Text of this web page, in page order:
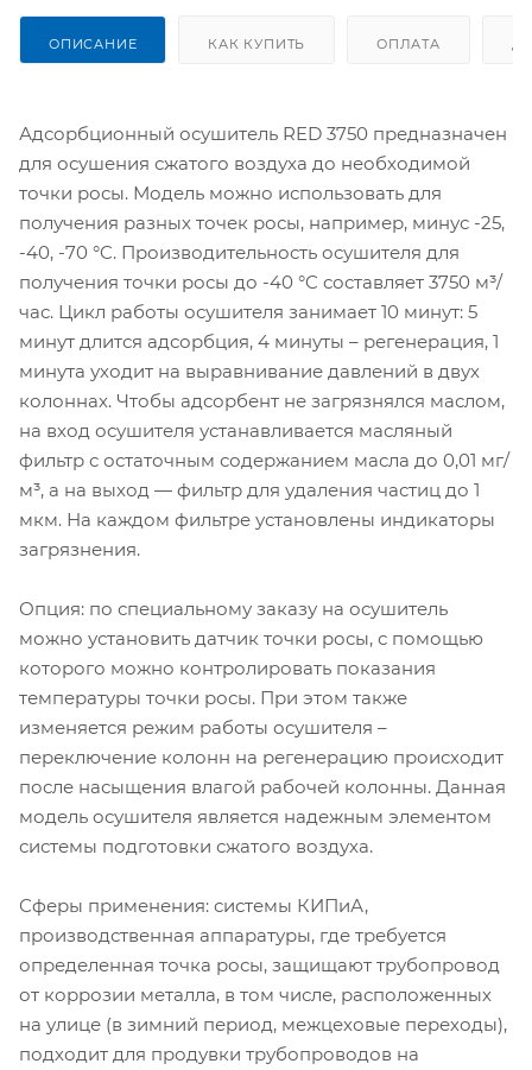
ОПИСАНИЕ КАК КУПИТЬ ОПЛАТА
Адсорбционный осушитель RED 3750 предназначен
для осушения сжатого воздуха до необходимой
точки росы. Модель можно использовать для
получения разных точек росы, например, минус -25,
-40, -70 °C. Производительность осушителя для
получения точки росы до -40 °C составляет 3750 м³/
час. Цикл работы осушителя занимает 10 минут: 5
минут длится адсорбция, 4 минуты – регенерация, 1
минута уходит на выравнивание давлений в двух
колоннах. Чтобы адсорбент не загрязнялся маслом,
на вход осушителя устанавливается масляный
фильтр с остаточным содержанием масла до 0,01 мг/
м³, а на выход — фильтр для удаления частиц до 1
мкм. На каждом фильтре установлены индикаторы
загрязнения.
Опция: по специальному заказу на осушитель
можно установить датчик точки росы, с помощью
которого можно контролировать показания
температуры точки росы. При этом также
изменяется режим работы осушителя –
переключение колонн на регенерацию происходит
после насыщения влагой рабочей колонны. Данная
модель осушителя является надежным элементом
системы подготовки сжатого воздуха.
Сферы применения: системы КИПиА,
производственная аппаратуры, где требуется
определенная точка росы, защищают трубопровод
от коррозии металла, в том числе, расположенных
на улице (в зимний период, межцеховые переходы),
подходит для продувки трубопроводов на